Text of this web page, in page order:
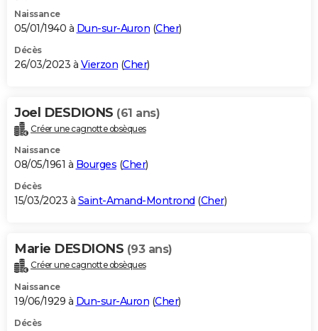
Naissance
05/01/1940 à Dun-sur-Auron (Cher)
Décès
26/03/2023 à Vierzon (Cher)
Joel DESDIONS (61 ans)
Créer une cagnotte obsèques
Naissance
08/05/1961 à Bourges (Cher)
Décès
15/03/2023 à Saint-Amand-Montrond (Cher)
Marie DESDIONS (93 ans)
Créer une cagnotte obsèques
Naissance
19/06/1929 à Dun-sur-Auron (Cher)
Décès